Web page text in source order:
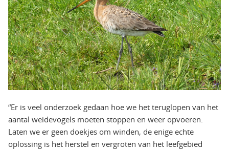
“Er is veel onderzoek gedaan hoe we het teruglopen van het
aantal weidevogels moeten stoppen en weer opvoeren.
Laten we er geen doekjes om winden, de enige echte
oplossing is het herstel en vergroten van het leefgebied